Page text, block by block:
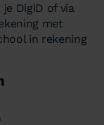
DigiD of via
met
in rekening